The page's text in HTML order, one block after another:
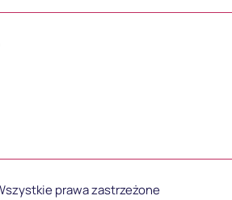
prawa zastrzeżone